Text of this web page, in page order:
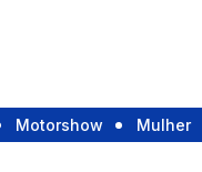
Motorshow Mulher